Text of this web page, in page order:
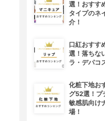
選！おすす
タイプのネ
介！
口紅おすす
選！落ちな
ラ・デパコ
化粧下地お
グ52選！プ
敏感肌向け
場！